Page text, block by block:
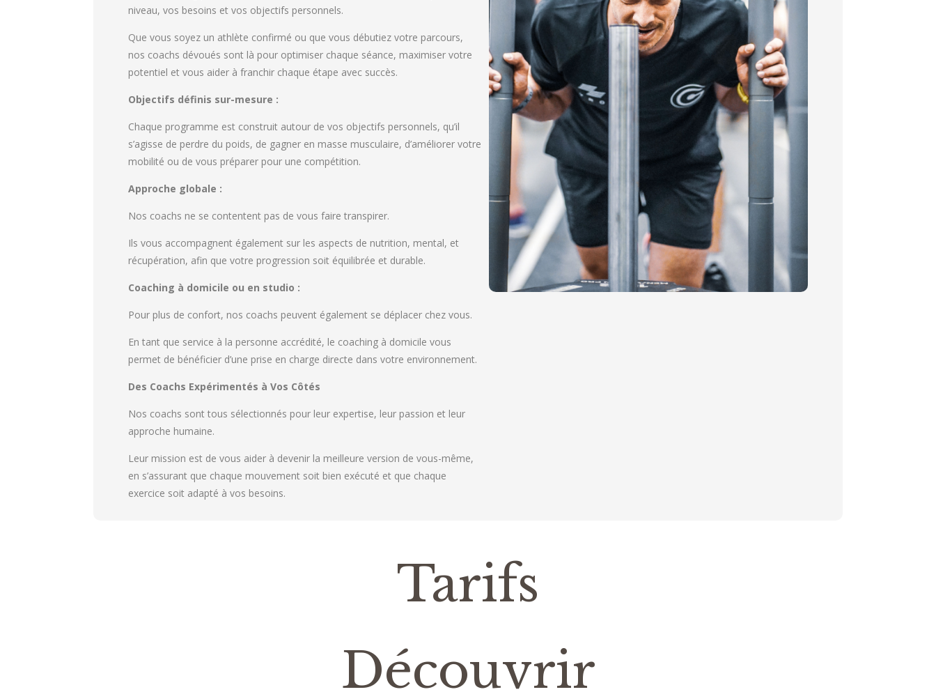
niveau, vos besoins et vos objectifs personnels.
Que vous soyez un athlète confirmé ou que vous débutiez votre parcours,
nos coachs dévoués sont là pour optimiser chaque séance, maximiser votre
potentiel et vous aider à franchir chaque étape avec succès.
Objectifs définis sur-mesure :
Chaque programme est construit autour de vos objectifs personnels, qu’il
s’agisse de perdre du poids, de gagner en masse musculaire, d’améliorer votre
mobilité ou de vous préparer pour une compétition.
Approche globale :
Nos coachs ne se contentent pas de vous faire transpirer.
Ils vous accompagnent également sur les aspects de nutrition, mental, et
récupération, afin que votre progression soit équilibrée et durable.
Coaching à domicile ou en studio :
Pour plus de confort, nos coachs peuvent également se déplacer chez vous.
En tant que service à la personne accrédité, le coaching à domicile vous
permet de bénéficier d’une prise en charge directe dans votre environnement.
Des Coachs Expérimentés à Vos Côtés
Nos coachs sont tous sélectionnés pour leur expertise, leur passion et leur
approche humaine.
Leur mission est de vous aider à devenir la meilleure version de vous-même,
en s’assurant que chaque mouvement soit bien exécuté et que chaque
exercice soit adapté à vos besoins.
Tarifs
Découvrir